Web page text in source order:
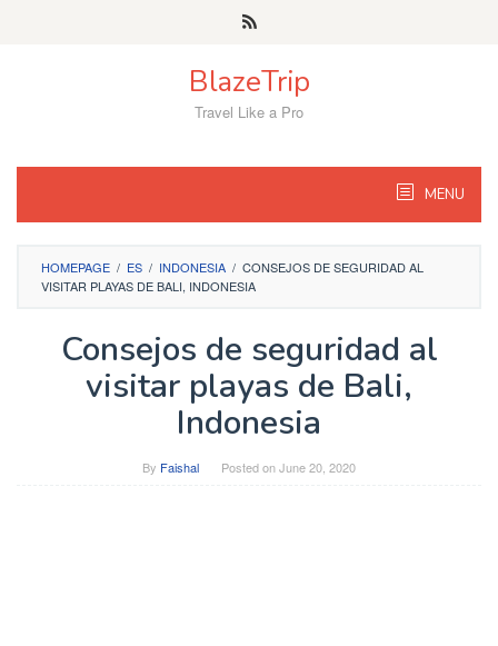
BlazeTrip
Travel Like a Pro
MENU
HOMEPAGE / ES / INDONESIA / CONSEJOS DE SEGURIDAD AL
VISITAR PLAYAS DE BALI, INDONESIA
Consejos de seguridad al
visitar playas de Bali,
Indonesia
By Faishal Posted onJune 20, 2020